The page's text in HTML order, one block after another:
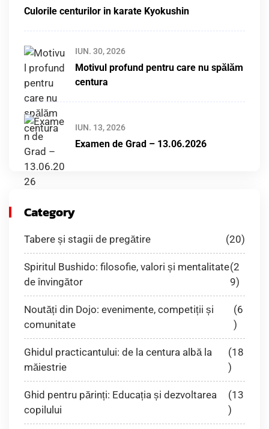
Culorile centurilor in karate Kyokushin
IUN. 30, 2026
Motivul profund pentru care nu spălăm
centura
IUN. 13, 2026
Examen de Grad – 13.06.2026
Category
Tabere și stagii de pregătire (20)
Spiritul Bushido: filosofie, valori și mentalitate
de învingător
(2
9)
Noutăți din Dojo: evenimente, competiții și
comunitate
(6
)
Ghidul practicantului: de la centura albă la
măiestrie
(18
)
Ghid pentru părinți: Educația și dezvoltarea
copilului
(13
)